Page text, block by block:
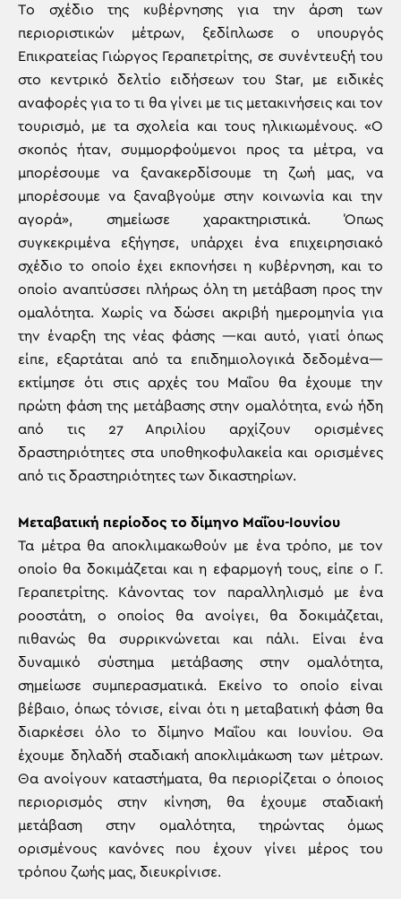
Tο σχέδιο της κυβέρνησης για την άρση των
περιοριστικών μέτρων, ξεδίπλωσε ο υπουργός
Επικρατείας Γιώργος Γεραπετρίτης, σε συνέντευξή του
στο κεντρικό δελτίο ειδήσεων του Star, με ειδικές
αναφορές για το τι θα γίνει με τις μετακινήσεις και τον
τουρισμό, με τα σχολεία και τους ηλικιωμένους. «Ο
σκοπός ήταν, συμμορφούμενοι προς τα μέτρα, να
μπορέσουμε να ξανακερδίσουμε τη ζωή μας, να
μπορέσουμε να ξαναβγούμε στην κοινωνία και την
αγορά», σημείωσε χαρακτηριστικά. Όπως
συγκεκριμένα εξήγησε, υπάρχει ένα επιχειρησιακό
σχέδιο το οποίο έχει εκπονήσει η κυβέρνηση, και το
οποίο αναπτύσσει πλήρως όλη τη μετάβαση προς την
ομαλότητα. Χωρίς να δώσει ακριβή ημερομηνία για
την έναρξη της νέας φάσης —και αυτό, γιατί όπως
είπε, εξαρτάται από τα επιδημιολογικά δεδομένα—
εκτίμησε ότι στις αρχές του Μαΐου θα έχουμε την
πρώτη φάση της μετάβασης στην ομαλότητα, ενώ ήδη
από τις 27 Απριλίου αρχίζουν ορισμένες
δραστηριότητες στα υποθηκοφυλακεία και ορισμένες
από τις δραστηριότητες των δικαστηρίων.
Μεταβατική περίοδος το δίμηνο Μαΐου-Ιουνίου
Τα μέτρα θα αποκλιμακωθούν με ένα τρόπο, με τον
οποίο θα δοκιμάζεται και η εφαρμογή τους, είπε ο Γ.
Γεραπετρίτης. Kάνοντας τον παραλληλισμό με ένα
ροοστάτη, ο οποίος θα ανοίγει, θα δοκιμάζεται,
πιθανώς θα συρρικνώνεται και πάλι. Είναι ένα
δυναμικό σύστημα μετάβασης στην ομαλότητα,
σημείωσε συμπερασματικά. Εκείνο το οποίο είναι
βέβαιο, όπως τόνισε, είναι ότι η μεταβατική φάση θα
διαρκέσει όλο το δίμηνο Μαΐου και Ιουνίου. Θα
έχουμε δηλαδή σταδιακή αποκλιμάκωση των μέτρων.
Θα ανοίγουν καταστήματα, θα περιορίζεται ο όποιος
περιορισμός στην κίνηση, θα έχουμε σταδιακή
μετάβαση στην ομαλότητα, τηρώντας όμως
ορισμένους κανόνες που έχουν γίνει μέρος του
τρόπου ζωής μας, διευκρίνισε.